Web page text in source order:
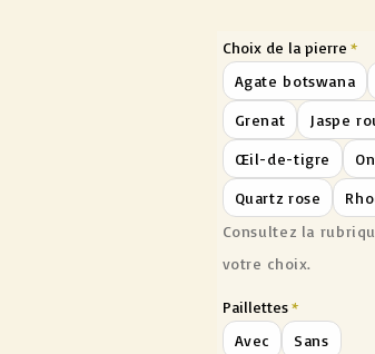
Choix de la pierre
Agate botswana
Grenat Jaspe
Œil-de-tigre
Quartz rose
Consultez la
votre choix.
Paillettes
Avec
Sans